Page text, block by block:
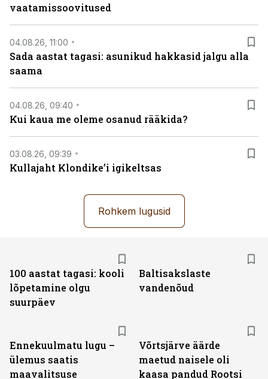
vaatamissoovitused
04.08.26, 11:00
Sada aastat tagasi: asunikud hakkasid jalgu alla
saama
04.08.26, 09:40
Kui kaua me oleme osanud rääkida?
03.08.26, 09:39
Kullajaht Klondike’i igikeltsas
Rohkem lugusid
100 aastat tagasi: kooli
lõpetamine olgu
suurpäev
Baltisakslaste
vandenõud
Ennekuulmatu lugu –
ülemus saatis
maavalitsuse
Võrtsjärve äärde
maetud naisele oli
kaasa pandud Rootsi